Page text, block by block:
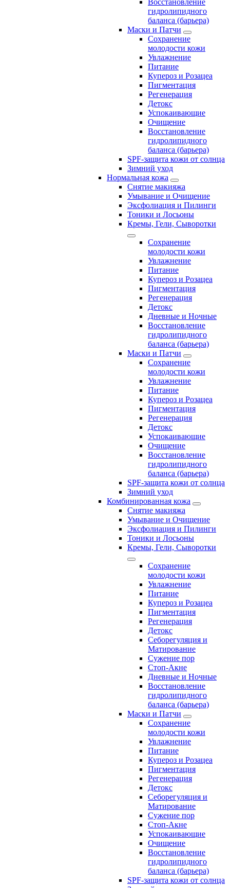
Восстановление
гидролипидного
баланса (барьера)
Маски и Патчи
Сохранение
молодости кожи
Увлажнение
Питание
Купероз и Розацеа
Пигментация
Регенерация
Детокс
Успокаивающие
Очищение
Восстановление
гидролипидного
баланса (барьера)
SPF-защита кожи от солнца
Зимний уход
Нормальная кожа
Снятие макияжа
Умывание и Очищение
Эксфолиация и Пилинги
Тоники и Лосьоны
Кремы, Гели, Сыворотки
Сохранение
молодости кожи
Увлажнение
Питание
Купероз и Розацеа
Пигментация
Регенерация
Детокс
Дневные и Ночные
Восстановление
гидролипидного
баланса (барьера)
Маски и Патчи
Сохранение
молодости кожи
Увлажнение
Питание
Купероз и Розацеа
Пигментация
Регенерация
Детокс
Успокаивающие
Очищение
Восстановление
гидролипидного
баланса (барьера)
SPF-защита кожи от солнца
Зимний уход
Комбинированная кожа
Снятие макияжа
Умывание и Очищение
Эксфолиация и Пилинги
Тоники и Лосьоны
Кремы, Гели, Сыворотки
Сохранение
молодости кожи
Увлажнение
Питание
Купероз и Розацеа
Пигментация
Регенерация
Детокс
Себорегуляция и
Матирование
Сужение пор
Стоп-Акне
Дневные и Ночные
Восстановление
гидролипидного
баланса (барьера)
Маски и Патчи
Сохранение
молодости кожи
Увлажнение
Питание
Купероз и Розацеа
Пигментация
Регенерация
Детокс
Себорегуляция и
Матирование
Сужение пор
Стоп-Акне
Успокаивающие
Очищение
Восстановление
гидролипидного
баланса (барьера)
SPF-защита кожи от солнца